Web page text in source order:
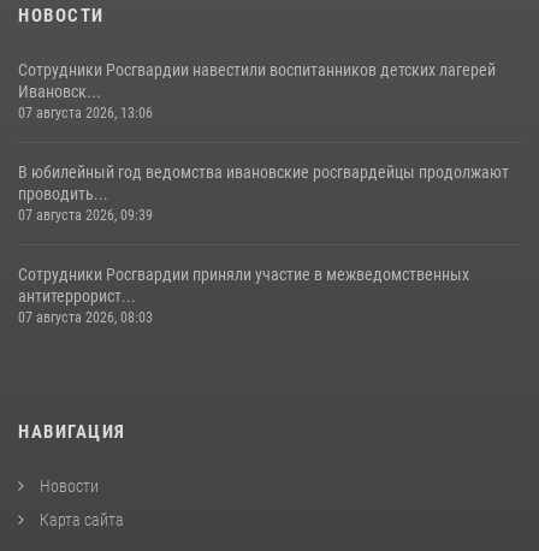
НОВОСТИ
Сотрудники Росгвардии навестили воспитанников детских лагерей
Ивановск...
07 августа 2026, 13:06
В юбилейный год ведомства ивановские росгвардейцы продолжают
проводить...
07 августа 2026, 09:39
Сотрудники Росгвардии приняли участие в межведомственных
антитеррорист...
07 августа 2026, 08:03
НАВИГАЦИЯ
Новости
Карта сайта